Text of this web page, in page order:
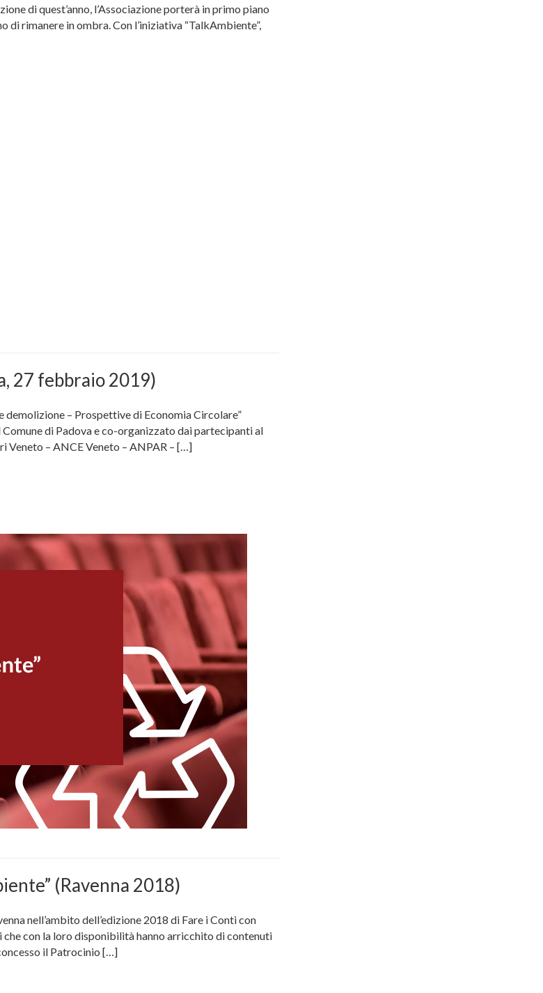
di quest’anno, l’Associazione porterà in primo piano
rimanere in ombra. Con l’iniziativa “TalkAmbiente”,
27 febbraio 2019)
– Prospettive di Economia Circolare”
di Padova e co-organizzato dai partecipanti al
Veneto – ANCE Veneto – ANPAR – […]
(Ravenna 2018)
nell’ambito dell’edizione 2018 di Fare i Conti con
con la loro disponibilità hanno arricchito di contenuti
il Patrocinio […]